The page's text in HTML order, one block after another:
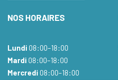
NOS HORAIRES
Lundi08:00–18:00
Mardi08:00–18:00
Mercredi08:00–18:00